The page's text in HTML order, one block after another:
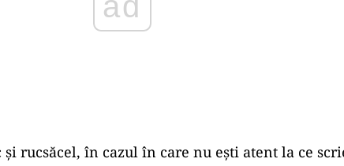
și rucsăcel, în cazul în care nu ești atent la ce